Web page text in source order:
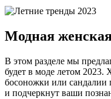
Модная
В этом разделе мы
будет в моде летом
босоножки или сандалии
и подчеркнут ваши